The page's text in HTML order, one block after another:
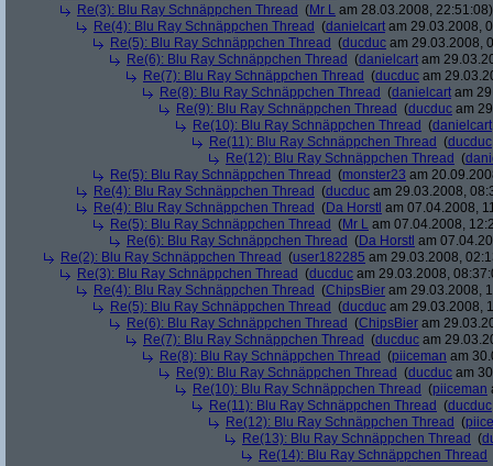
Re(3): Blu Ray Schnäppchen Thread (Mr L am 28.03.2008, 22:51:08)
Re(4): Blu Ray Schnäppchen Thread (danielcart am 29.03.2008,
Re(5): Blu Ray Schnäppchen Thread (ducduc am 29.03.2008,
Re(6): Blu Ray Schnäppchen Thread (danielcart am
Re(7): Blu Ray Schnäppchen Thread (ducduc am
Re(8): Blu Ray Schnäppchen Thread (danielcart am
Re(9): Blu Ray Schnäppchen Thread (ducduc am
Re(10): Blu Ray Schnäppchen Thread (danielcart
Re(11): Blu Ray Schnäppchen Thread (ducduc
Re(12): Blu Ray Schnäppchen Thread (
Re(5): Blu Ray Schnäppchen Thread (monster23 am
Re(4): Blu Ray Schnäppchen Thread (ducduc am 29.03.2008,
Re(4): Blu Ray Schnäppchen Thread (Da Horstl am 07.04.2008,
Re(5): Blu Ray Schnäppchen Thread (Mr L am 07.04.2008,
Re(6): Blu Ray Schnäppchen Thread (Da Horstl am
Re(2): Blu Ray Schnäppchen Thread (user182285 am 29.03.2008,
Re(3): Blu Ray Schnäppchen Thread (ducduc am 29.03.2008,
Re(4): Blu Ray Schnäppchen Thread (ChipsBier am 29.03.2008,
Re(5): Blu Ray Schnäppchen Thread (ducduc am 29.03.2008,
Re(6): Blu Ray Schnäppchen Thread (ChipsBier am
Re(7): Blu Ray Schnäppchen Thread (ducduc am
Re(8): Blu Ray Schnäppchen Thread (piiceman am
Re(9): Blu Ray Schnäppchen Thread (ducduc am
Re(10): Blu Ray Schnäppchen Thread (piiceman
Re(11): Blu Ray Schnäppchen Thread (ducduc
Re(12): Blu Ray Schnäppchen Thread (
Re(13): Blu Ray Schnäppchen Thread (
Re(14): Blu Ray Schnäppchen Thread